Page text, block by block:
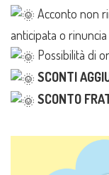
Acconto non
anticipata o rinuncia
Possibilità di
SCONTI
SCONTO